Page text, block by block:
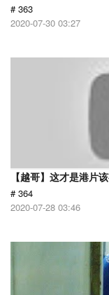
# 363
2020-07-30 03:27
【越哥】这才是港片
# 364
2020-07-28 03:46